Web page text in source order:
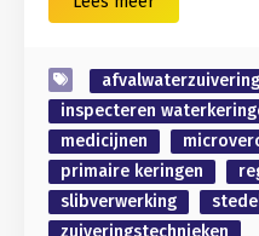
afvalwaterzuivering
inspecteren
medicijnen
primaire keringen
slibverwerking
zuiveringstechnieken